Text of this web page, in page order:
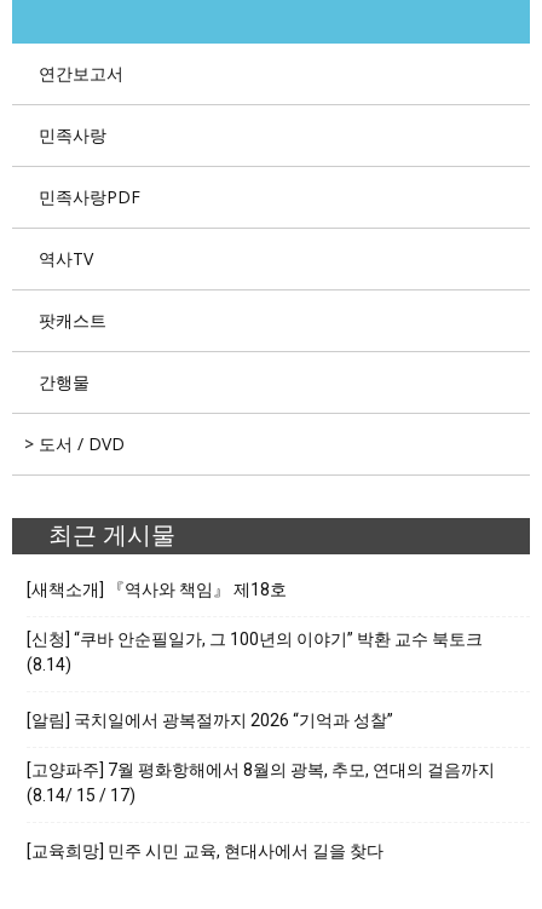
연간보고서
민족사랑
민족사랑PDF
역사TV
팟캐스트
간행물
도서 / DVD
최근 게시물
[새책소개] 『역사와 책임』 제18호
[신청] “쿠바 안순필일가, 그 100년의 이야기” 박환 교수 북토크
(8.14)
[알림] 국치일에서 광복절까지 2026 “기억과 성찰”
[고양파주] 7월 평화항해에서 8월의 광복, 추모, 연대의 걸음까지
(8.14/ 15 / 17)
[교육희망] 민주 시민 교육, 현대사에서 길을 찾다